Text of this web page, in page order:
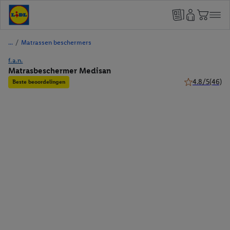
/ Matrassen beschermers
f.a.n.
Matrasbeschermer Medisan
Beste beoordelingen 4.8/5(46)